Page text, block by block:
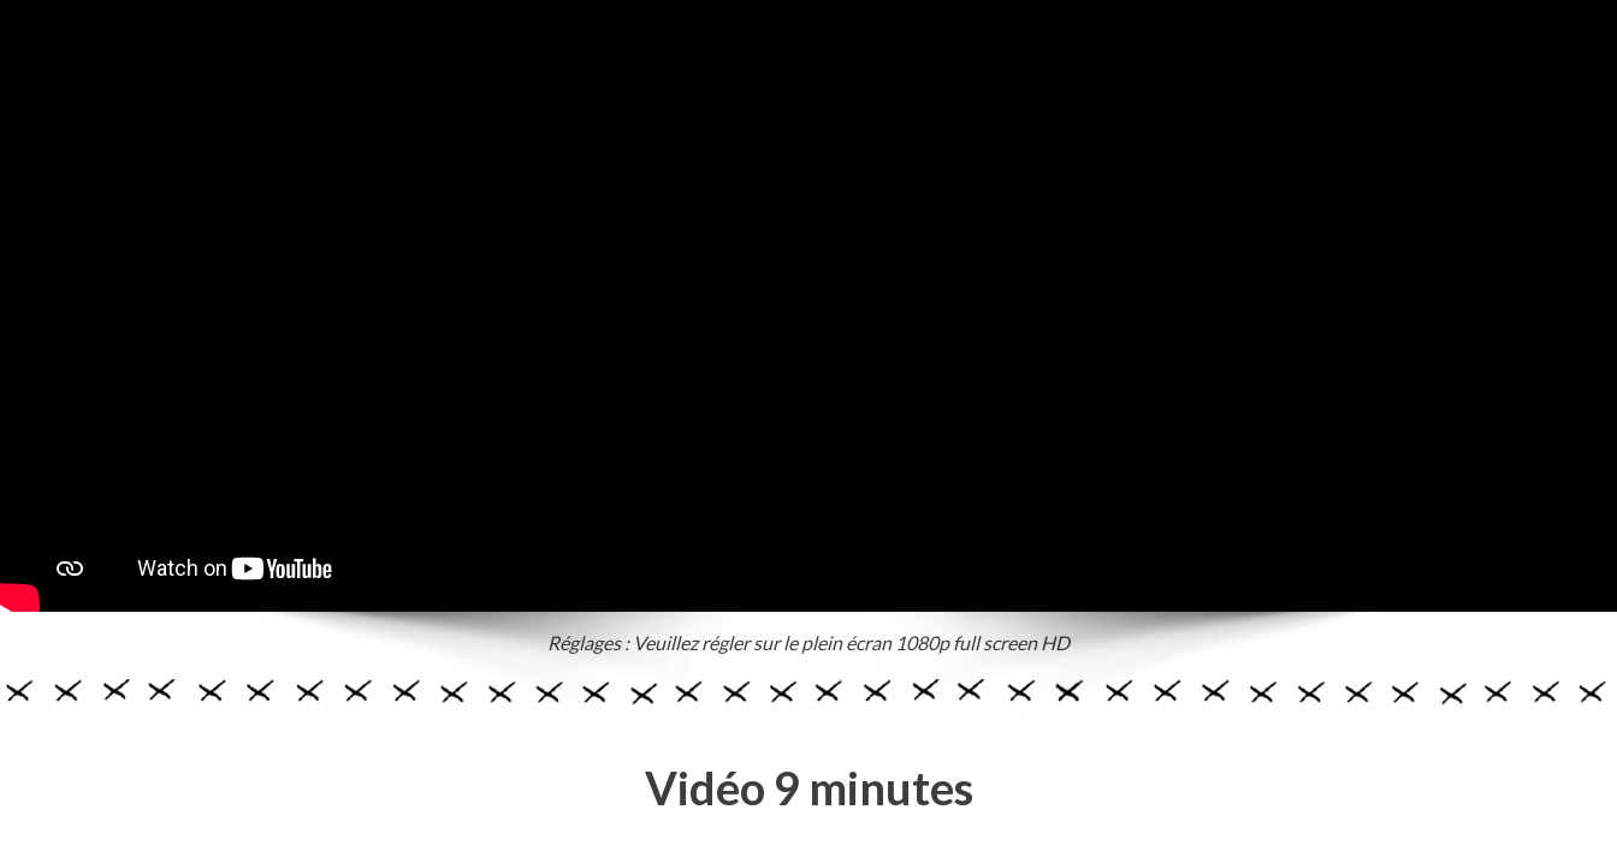
Réglages : Veuillez régler sur le plein écran 1080p full screen HD
Vidéo 9 minutes